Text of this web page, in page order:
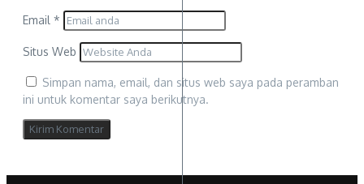
Email *
Situs Web
Simpan nama, email, dan situs web saya pada peramban
ini untuk komentar saya berikutnya.